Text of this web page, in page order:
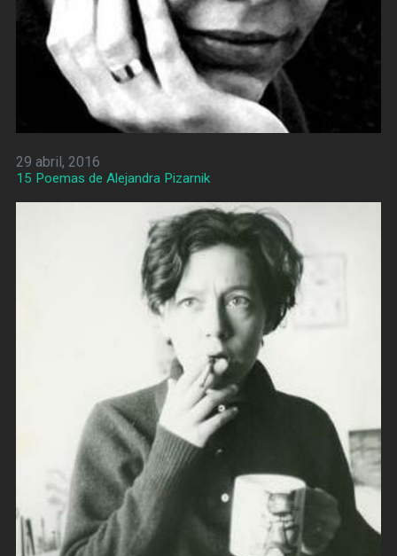
29 abril, 2016
15 Poemas de Alejandra Pizarnik